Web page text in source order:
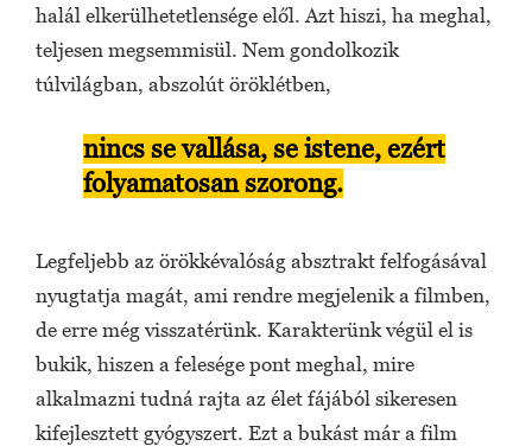
halál elkerülhetetlensége elől. Azt hiszi, ha meghal,
teljesen megsemmisül. Nem gondolkozik
túlvilágban, abszolút öröklétben,
nincs se vallása, se istene, ezért
folyamatosan szorong.
Legfeljebb az örökkévalóság absztrakt felfogásával
nyugtatja magát, ami rendre megjelenik a filmben,
de erre még visszatérünk. Karakterünk végül el is
bukik, hiszen a felesége pont meghal, mire
alkalmazni tudná rajta az élet fájából sikeresen
kifejlesztett gyógyszert. Ezt a bukást már a film